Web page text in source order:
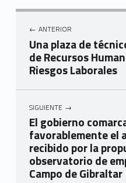
ANTERIOR
Una plaza de
de Recursos
Riesgos Laborales
SIGUIENTE
El gobierno
favorablemente el
recibido por la
observatorio de
Campo de Gibraltar